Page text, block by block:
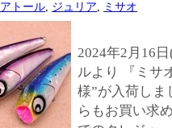
アトール ジュリア ミサオ
2024年2月16
ルより 『ミサ
様”が入荷し
らもお買い求